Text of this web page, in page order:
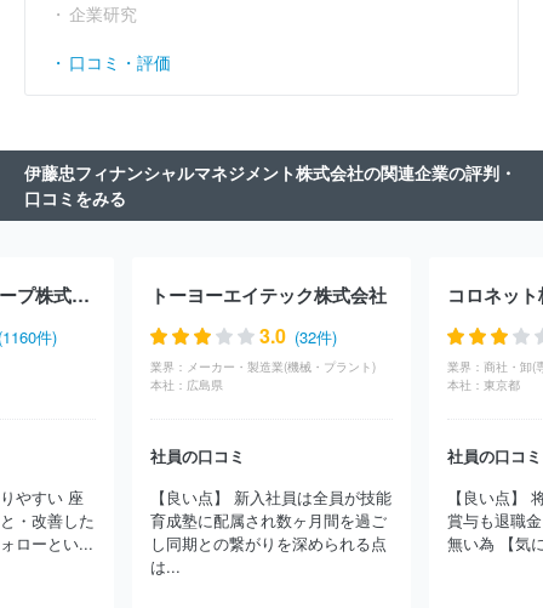
企業研究
口コミ・評価
伊藤忠フィナンシャルマネジメント株式会社の関連企業の評判・
口コミをみる
ほけんの窓口グループ株式会社
件)
やすい 座
・改善した
ローとい...
トーヨーエイテック株式会社
3.0 (32件)
業界： メーカー・製造業(機械・プラント)
本社： 広島県
社員の口コミ
【良い点】 新入社員は全員が技能
育成塾に配属され数ヶ月間を過ご
し同期との繋がりを深められる点
は...
コロネッ
業界：
本社： 東京都
社員の口コミ
【良い点】
賞与も退職
無い為 【気